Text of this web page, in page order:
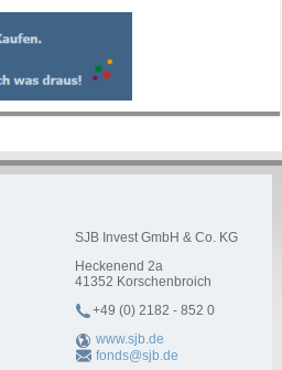
SJB Invest GmbH & Co. KG
Heckenend 2a
41352 Korschenbroich
+49 (0) 2182 - 852 0
www.sjb.de
fonds@sjb.de